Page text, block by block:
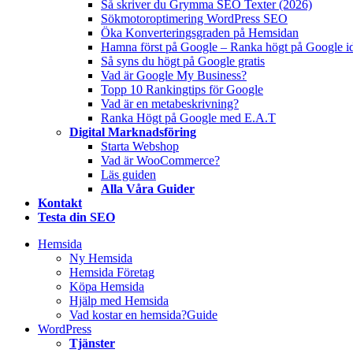
Så skriver du Grymma SEO Texter (2026)
Sökmotoroptimering WordPress SEO
Öka Konverteringsgraden på Hemsidan
Hamna först på Google – Ranka högt på Google
Så syns du högt på Google gratis
Vad är Google My Business?
Topp 10 Rankingtips för Google
Vad är en metabeskrivning?
Ranka Högt på Google med E.A.T
Digital Marknadsföring
Starta Webshop
Vad är WooCommerce?
Läs guiden
Alla Våra Guider
Kontakt
Testa din SEO
Hemsida
Ny Hemsida
Hemsida Företag
Köpa Hemsida
Hjälp med Hemsida
Vad kostar en hemsida?Guide
WordPress
Tjänster